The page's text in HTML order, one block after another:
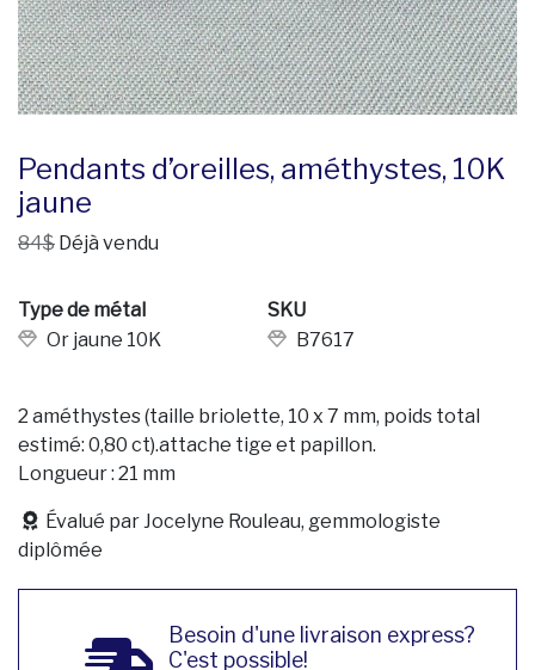
Pendants d’oreilles, améthystes, 10K
jaune
84$ Déjà vendu
Type de métal
Or jaune 10K
SKU
B7617
2 améthystes (taille briolette, 10 x 7 mm, poids total
estimé: 0,80 ct).attache tige et papillon.
Longueur : 21 mm
Évalué par Jocelyne Rouleau, gemmologiste
diplômée
Besoin d'une livraison express?
C'est possible!